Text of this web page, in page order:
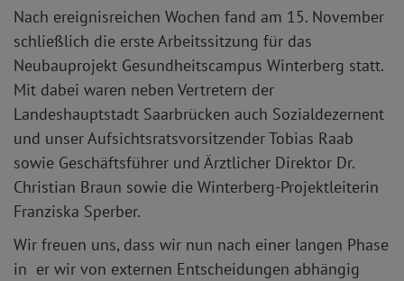
Nach ereignisreichen Wochen fand am 15. November
schließlich die erste Arbeitssitzung für das
Neubauprojekt Gesundheitscampus Winterberg statt.
Mit dabei waren neben Vertretern der
Landeshauptstadt Saarbrücken auch Sozialdezernent
und unser Aufsichtsratsvorsitzender Tobias Raab
sowie Geschäftsführer und Ärztlicher Direktor Dr.
Christian Braun sowie die Winterberg-Projektleiterin
Franziska Sperber.
Wir freuen uns, dass wir nun nach einer langen Phase
in er wir von externen Entscheidungen abhängig